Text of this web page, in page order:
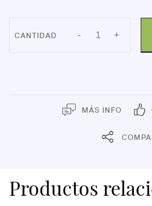
- NS
CISPREN
+
MÁS INFO
Productos